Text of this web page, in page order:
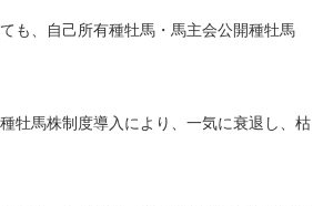
も、自己所有種牡馬・馬主会公開種牡馬
牡馬株制度導入により、一気に衰退し、枯